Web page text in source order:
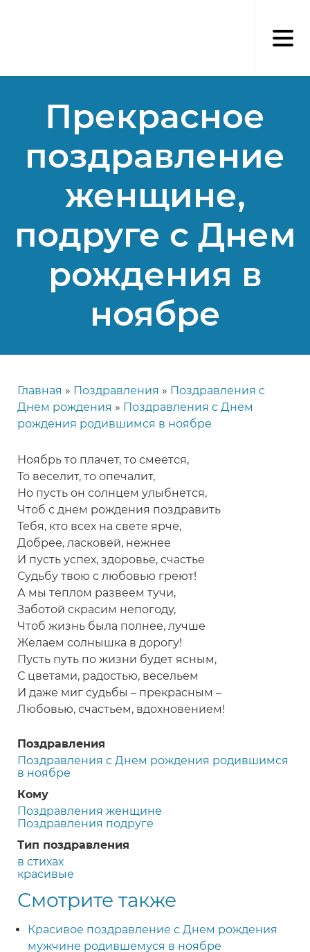
Прекрасное
поздравление
женщине,
подруге с Днем
рождения в
ноябре
Строка
навигации
Главная Поздравления
Поздравления с
Днем рождения
Поздравления с Днем
рождения родившимся в ноябре
Ноябрь то плачет, то смеется,
То веселит, то опечалит,
Но пусть он солнцем улыбнется,
Чтоб с днем рождения поздравить
Тебя, кто всех на свете ярче,
Добрее, ласковей, нежнее
И пусть успех, здоровье, счастье
Судьбу твою с любовью греют!
А мы теплом развеем тучи,
Заботой скрасим непогоду,
Чтоб жизнь была полнее, лучше
Желаем солнышка в дорогу!
Пусть путь по жизни будет ясным,
С цветами, радостью, весельем
И даже миг судьбы – прекрасным –
Любовью, счастьем, вдохновением!
Поздравления
Поздравления с Днем рождения родившимся
в ноябре
Кому
Поздравления женщине
Поздравления подруге
Тип поздравления
в стихах
красивые
Смотрите также
Красивое поздравление с Днем рождения
мужчине родившемуся в ноябре